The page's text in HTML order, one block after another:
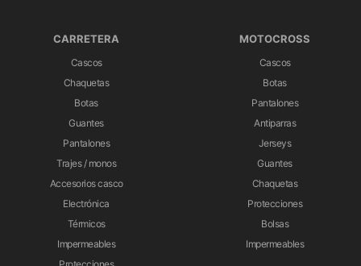
CARRETERA
Cascos
Chaquetas
Botas
Guantes
Pantalones
Trajes / monos
Accesorios casco
Electrónica
Térmicos
Impermeables
MOTOCROSS
Cascos
Botas
Pantalones
Antiparras
Jerseys
Guantes
Chaquetas
Protecciones
Bolsas
Impermeables